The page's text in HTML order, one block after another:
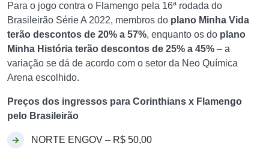
Para o jogo contra o Flamengo pela 16ª rodada do
Brasileirão Série A 2022, membros do plano Minha Vida
terão descontos de 20% a 57%, enquanto os do plano
Minha História terão descontos de 25% a 45% – a
variação se dá de acordo com o setor da Neo Química
Arena escolhido.
Preços dos ingressos para Corinthians x Flamengo
pelo Brasileirão
NORTE ENGOV – R$ 50,00